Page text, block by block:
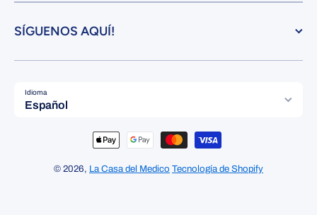
SÍGUENOS AQUÍ!
Idioma
Español
Formas de pago
© 2026, La Casa del Medico Tecnología de Shopify